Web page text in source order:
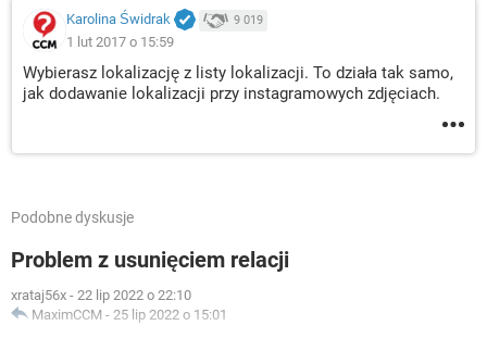
Karolina Świdrak 9 019
1 lut 2017 o 15:59
Wybierasz lokalizację z listy lokalizacji. To działa tak samo,
jak dodawanie lokalizacji przy instagramowych zdjęciach.
Podobne dyskusje
Problem z usunięciem relacji
xrataj56x - 22 lip 2022 o 22:10
MaximCCM - 25 lip 2022 o 15:01